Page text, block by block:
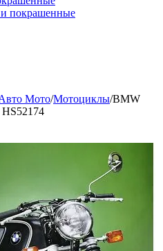
покрашенные
Мото/Мотоциклы/BMW